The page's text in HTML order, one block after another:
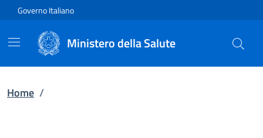
Vai direttamente al contenuto
Governo Italiano
Ministero della Salute
Home /